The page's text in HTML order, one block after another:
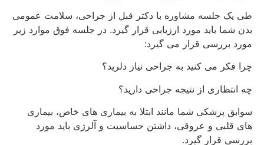
طی یک جلسه مشاوره با دکتر قبل از جراحی، سلامت عمومی
بدن شما باید مورد ارزیابی قرار گیرد. در جلسه فوق موارد زیر
مورد بررسی قرار می گیرد:
چرا فکر می کنید به جراحی نیاز دلرید؟
چه انتظاری از نتیجه جراحی دارید؟
سوابق پزشکی شما مانند ابتلا به بیماری های خاص، بیماری
های قلبی و عروقی، داشتن حساسیت و آلرژی باید مورد
بررسی قرار گیرد.